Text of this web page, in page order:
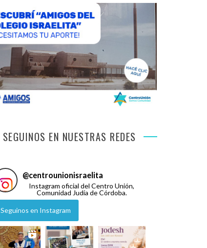
SEGUINOS EN NUESTRAS REDES
@centrounionisraelita
Instagram oficial del Centro Unión,
Comunidad Judía de Córdoba.
Seguinos en Instagram